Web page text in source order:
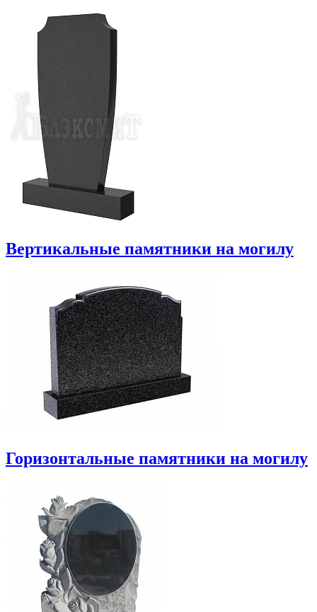
Вертикальные памятники на могилу
Горизонтальные памятники на могилу